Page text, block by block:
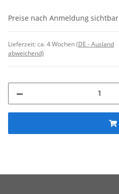
Preise nach Anmeldung sichtbar
Lieferzeit:ca. 4 Wochen(DE - Ausland
abweichend)